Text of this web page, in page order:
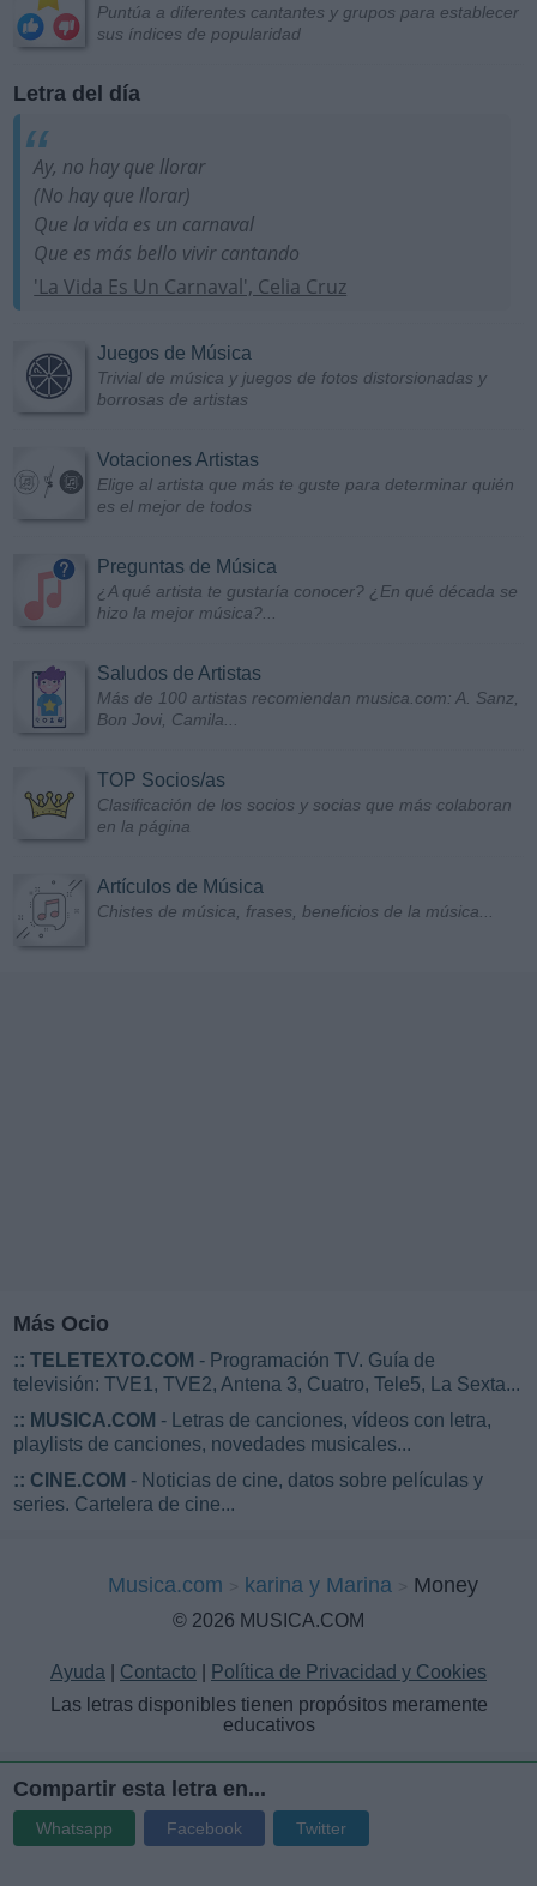
Puntúa a diferentes cantantes y grupos para establecer
sus índices de popularidad
Letra del día
Ay, no hay que llorar
(No hay que llorar)
Que la vida es un carnaval
Que es más bello vivir cantando
'La Vida Es Un Carnaval', Celia Cruz
Juegos de Música
Trivial de música y juegos de fotos distorsionadas y
borrosas de artistas
Votaciones Artistas
Elige al artista que más te guste para determinar quién
es el mejor de todos
Preguntas de Música
¿A qué artista te gustaría conocer? ¿En qué década se
hizo la mejor música?...
Saludos de Artistas
Más de 100 artistas recomiendan musica.com: A. Sanz,
Bon Jovi, Camila...
TOP Socios/as
Clasificación de los socios y socias que más colaboran
en la página
Artículos de Música
Chistes de música, frases, beneficios de la música...
Más Ocio
:: TELETEXTO.COM - Programación TV. Guía de
televisión: TVE1, TVE2, Antena 3, Cuatro, Tele5, La Sexta...
:: MUSICA.COM - Letras de canciones, vídeos con letra,
playlists de canciones, novedades musicales...
:: CINE.COM - Noticias de cine, datos sobre películas y
series. Cartelera de cine...
Musica.com karina y Marina Money
© 2026 MUSICA.COM
Ayuda Contacto
Política de Privacidad y Cookies
Las letras disponibles tienen propósitos meramente
educativos
Compartir esta letra en...
Whatsapp Facebook Twitter